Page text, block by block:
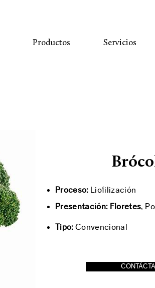
Productos Servicios
Proceso:
Liofilización
Presentación: Floretes,
Tipo:Convencional